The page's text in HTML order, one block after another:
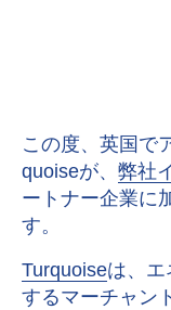
この度、英国で
quoiseが、 弊社
ートナー企業に
す。
Turquoiseは、エ
するマーチャン